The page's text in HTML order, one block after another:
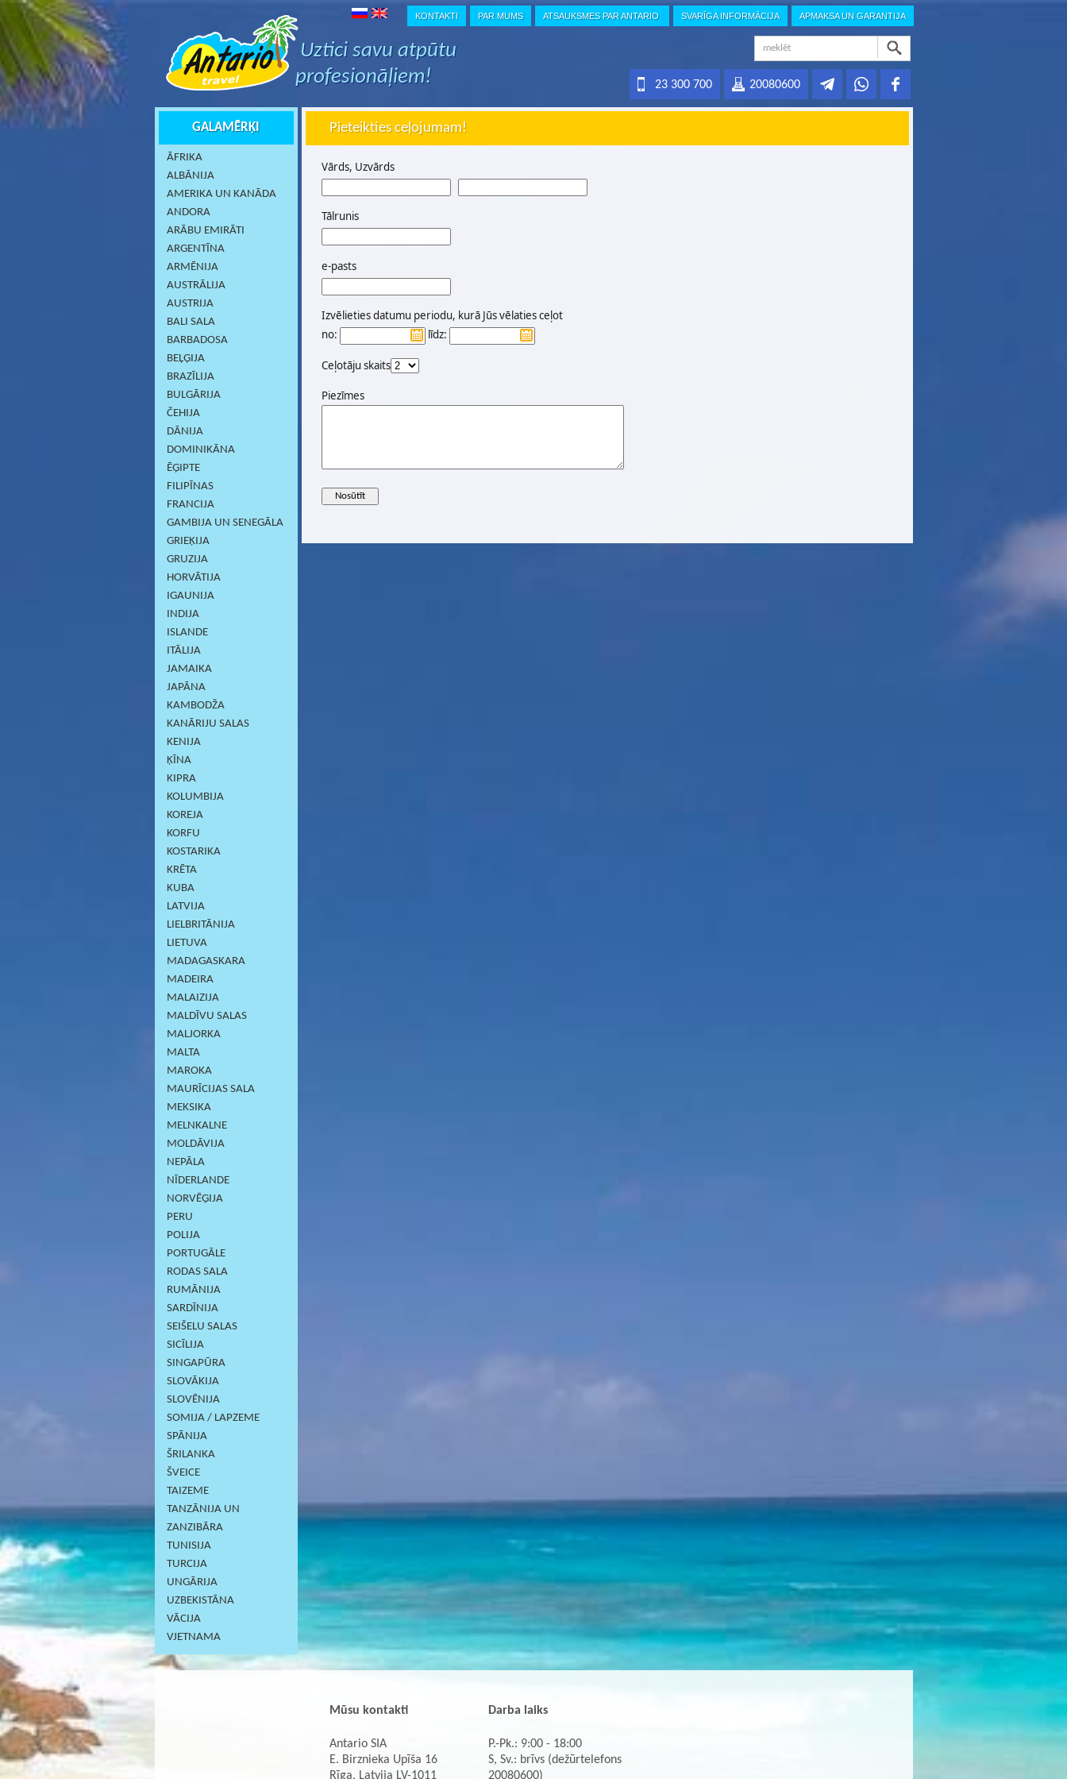
KONTAKTI PAR MUMS ATSAUKSMES PAR ANTARIO SVARĪGA INFORMĀCIJA APMAKSA UN GARANTIJA
Uztici savu atpūtu
profesionāļiem!
20080600
23 300 700
GALAMĒRĶI
ĀFRIKA
ALBĀNIJA
AMERIKA UN KANĀDA
ANDORA
ARĀBU EMIRĀTI
ARGENTĪNA
ARMĒNIJA
AUSTRĀLIJA
AUSTRIJA
BALI SALA
BARBADOSA
BEĻĢIJA
BRAZĪLIJA
BULGĀRIJA
ČEHIJA
DĀNIJA
DOMINIKĀNA
ĒĢIPTE
FILIPĪNAS
FRANCIJA
GAMBIJA UN SENEGĀLA
GRIEĶIJA
GRUZIJA
HORVĀTIJA
IGAUNIJA
INDIJA
ISLANDE
ITĀLIJA
JAMAIKA
JAPĀNA
KAMBODŽA
KANĀRIJU SALAS
KENIJA
ĶĪNA
KIPRA
KOLUMBIJA
KOREJA
KORFU
KOSTARIKA
KRĒTA
KUBA
LATVIJA
LIELBRITĀNIJA
LIETUVA
MADAGASKARA
MADEIRA
MALAIZIJA
MALDĪVU SALAS
MALJORKA
MALTA
MAROKA
MAURĪCIJAS SALA
MEKSIKA
MELNKALNE
MOLDĀVIJA
NEPĀLA
NĪDERLANDE
NORVĒĢIJA
PERU
POLIJA
PORTUGĀLE
RODAS SALA
RUMĀNIJA
SARDĪNIJА
SEIŠELU SALAS
SICĪLIJA
SINGAPŪRA
SLOVĀKIJA
SLOVĒNIJA
SOMIJA / LAPZEME
SPĀNIJA
ŠRILANKA
ŠVEICE
TAIZEME
TANZĀNIJA UN
ZANZIBĀRA
TUNISIJA
TURCIJA
UNGĀRIJA
UZBEKISTĀNA
VĀCIJA
VJETNAMA
Pieteikties ceļojumam!
Vārds, Uzvārds
Tālrunis
e-pasts
Izvēlieties datumu periodu, kurā Jūs vēlaties ceļot
no:
līdz:
Ceļotāju skaits
Piezīmes
Mūsu kontakti
Antario SIA
E. Birznieka Upīša 16
Rīga, Latvija LV-1011
Darba laiks
P.-Pk.: 9:00 - 18:00
S, Sv.: brīvs (dežūrtelefons
20080600)